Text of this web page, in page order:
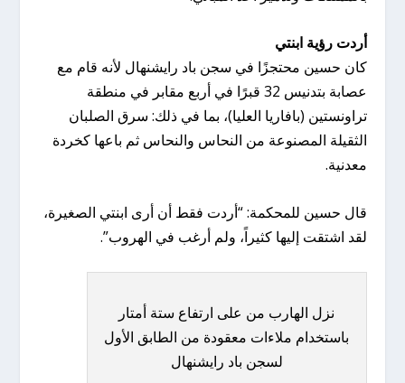
أردت رؤية ابنتي
كان حسين محتجزًا في سجن باد رايشنهال لأنه قام مع
عصابة بتدنيس 32 قبرًا في أربع مقابر في منطقة
تراونستين (بافاريا العليا)، بما في ذلك: سرق الصلبان
الثقيلة المصنوعة من النحاس والنحاس ثم باعها كخردة
معدنية.
قال حسين للمحكمة: “أردت فقط أن أرى ابنتي الصغيرة،
لقد اشتقت إليها كثيراً، ولم أرغب في الهروب”.
نزل الهارب من على ارتفاع ستة أمتار
باستخدام ملاءات معقودة من الطابق الأول
لسجن باد رايشنهال